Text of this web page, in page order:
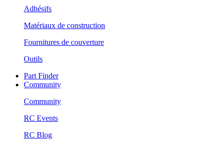
Adhésifs
Matériaux de construction
Fournitures de couverture
Outils
Part Finder
Community
Community
RC Events
RC Blog